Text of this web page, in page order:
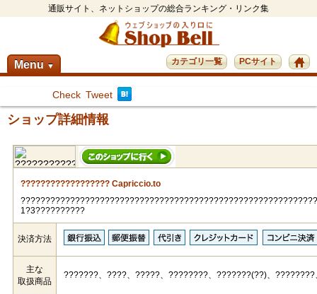
通販サイト、ネットショップの総合ランキング・リンク集
Menu ▼ PCサイト
カテゴリ一覧
Check Tweet
ショップ詳細情報
?????????????????? Capriccio.to
1?3??????????
決済方法
主な
取扱商品
???????、????、?????、????????、???????(??)、